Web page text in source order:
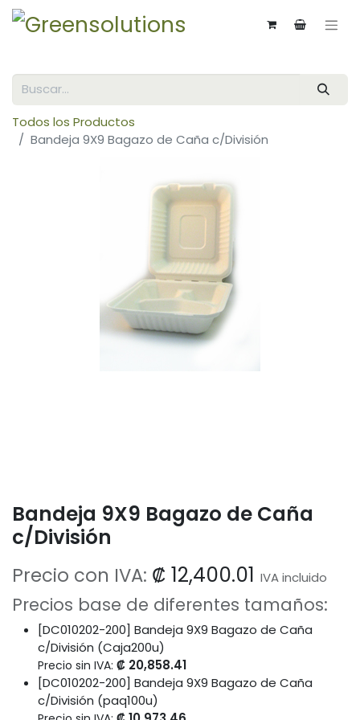
Todos los Productos
Bandeja 9X9 Bagazo de Caña c/División
Bandeja 9X9 Bagazo de Caña
c/División
Precio con IVA: ₡ 12,400.01 IVA incluido
Precios base de diferentes tamaños:
[DC010202-200] Bandeja 9X9 Bagazo de Caña
c/División (Caja200u)
Precio sin IVA: ₡ 20,858.41
[DC010202-200] Bandeja 9X9 Bagazo de Caña
c/División (paq100u)